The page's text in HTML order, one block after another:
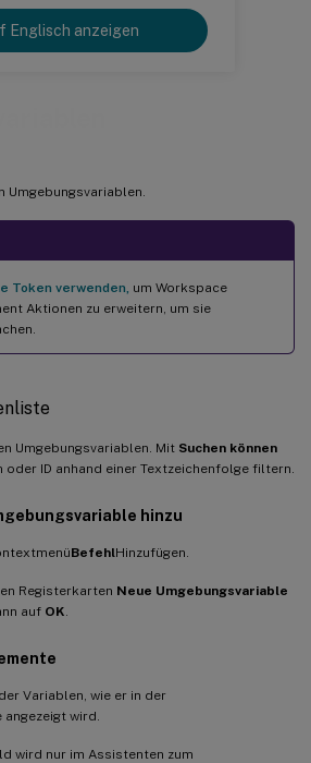
Englisch anzeigen
Token verwenden, um Workspace
Aktionen zu erweitern, um sie
Umgebungsvariablen. Mit Suchen können
oder ID anhand einer Textzeichenfolge filtern.
hinzu
BefehlHinzufügen.
Registerkarten Neue Umgebungsvariable
auf OK
der Variablen, wie er in der
wird.
wird nur im Assistenten zum